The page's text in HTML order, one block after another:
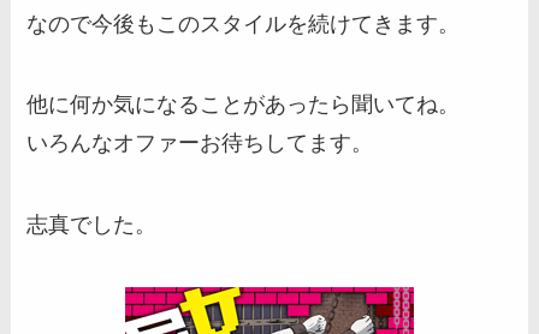
なので今後もこのスタイルを続けてきます。
他に何か気になることがあったら聞いてね。
いろんなオファーお待ちしてます。
志真でした。